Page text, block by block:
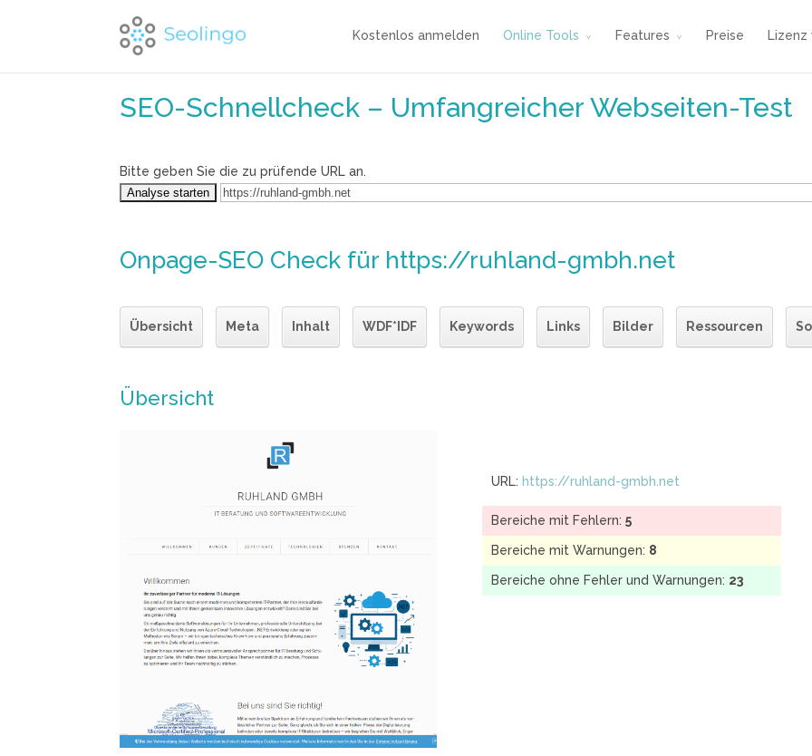
Kostenlos anmelden Online Tools Features Preise Lizenz
SEO-Schnellcheck – Umfangreicher Webseiten-Test
Bitte geben Sie die zu prüfende URL an.
Onpage-SEO Check für https://ruhland-gmbh.net
Übersicht Meta Inhalt WDF*IDF Keywords Links Bilder Ressourcen
Übersicht
URL: https://ruhland-gmbh.net
Bereiche mit Fehlern: 5
Bereiche mit Warnungen: 8
Bereiche ohne Fehler und Warnungen: 23